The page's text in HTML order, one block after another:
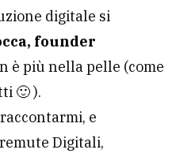
digitale si
founder
è più nella pelle (come
🙂 ).
e
Digitali,